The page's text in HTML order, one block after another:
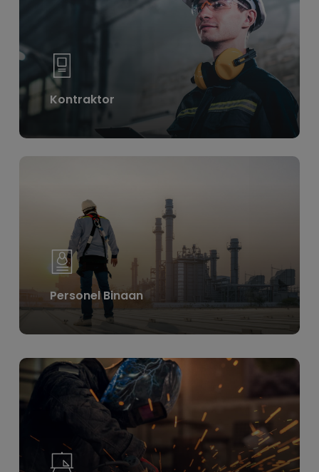
Kontraktor
Personel Binaan
Learn
more